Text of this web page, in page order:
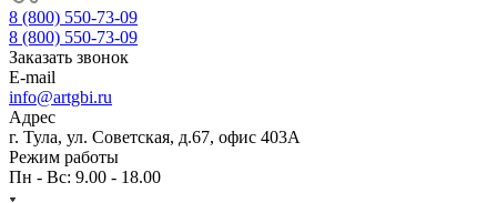
8 (800) 550-73-09
8 (800) 550-73-09
Заказать звонок
E-mail
info@artgbi.ru
Адрес
г. Тула, ул. Советская, д.67, офис 403А
Режим работы
Пн - Вс: 9.00 - 18.00